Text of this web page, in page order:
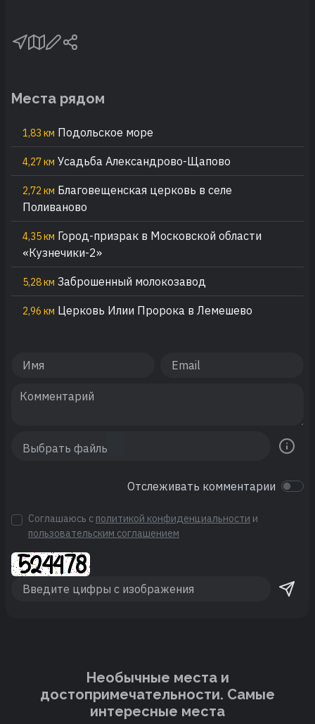
Места рядом
1,83 км Подольское море
4,27 км Усадьба Александрово-Щапово
2,72 км Благовещенская церковь в селе
Поливаново
4,35 км Город-призрак в Московской области
«Кузнечики-2»
5,28 км Заброшенный молокозавод
2,96 км Церковь Илии Пророка в Лемешево
Отслеживать комментарии
Соглашаюсь с политикой конфиденциальности и
пользовательским соглашением
Необычные места и
достопримечательности. Cамые
интересные места